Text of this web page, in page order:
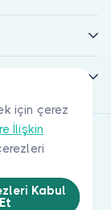
için çerez
İlişkin
Kabul
Et